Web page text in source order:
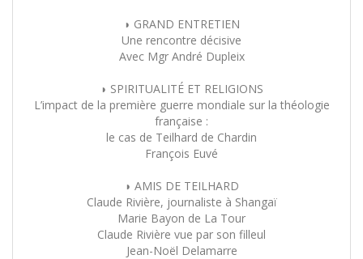
◗ GRAND ENTRETIEN
Une rencontre décisive
Avec Mgr André Dupleix
◗ SPIRITUALITÉ ET RELIGIONS
L’impact de la première guerre mondiale sur la théologie
française :
le cas de Teilhard de Chardin
François Euvé
◗ AMIS DE TEILHARD
Claude Rivière, journaliste à Shangaï
Marie Bayon de La Tour
Claude Rivière vue par son filleul
Jean-Noël Delamarre